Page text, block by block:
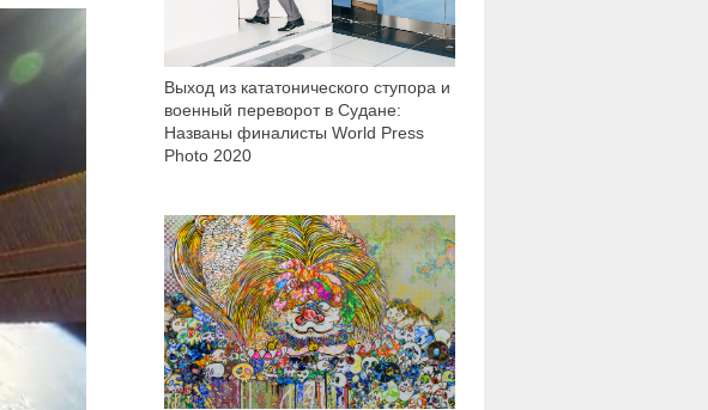
Выход из кататонического ступора и
военный переворот в Судане:
Названы финалисты World Press
Photo 2020
4 702